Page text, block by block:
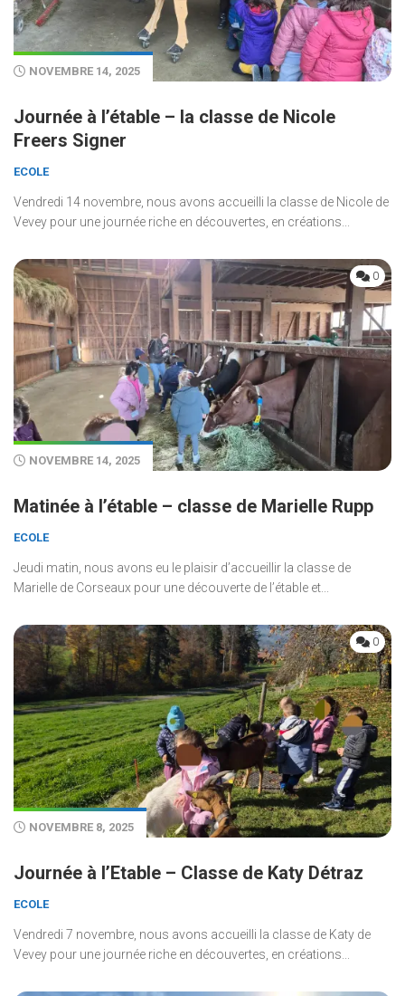
NOVEMBRE 14, 2025
Journée à l’étable – la classe de Nicole
Freers Signer
ECOLE
Vendredi 14 novembre, nous avons accueilli la classe de Nicole de
Vevey pour une journée riche en découvertes, en créations...
0
NOVEMBRE 14, 2025
Matinée à l’étable – classe de Marielle Rupp
ECOLE
Jeudi matin, nous avons eu le plaisir d’accueillir la classe de
Marielle de Corseaux pour une découverte de l’étable et...
0
NOVEMBRE 8, 2025
Journée à l’Etable – Classe de Katy Détraz
ECOLE
Vendredi 7 novembre, nous avons accueilli la classe de Katy de
Vevey pour une journée riche en découvertes, en créations...